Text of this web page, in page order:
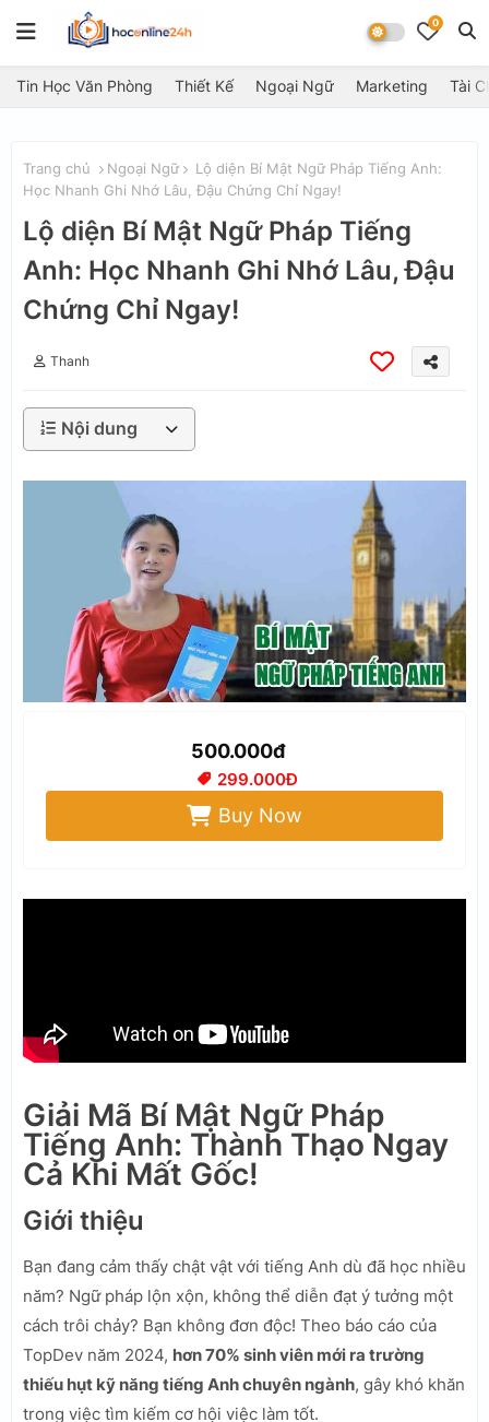
0
Tin Học Văn Phòng Thiết Kế Ngoại Ngữ Marketing Tài
Trang chủ Ngoại Ngữ
Lộ diện Bí Mật Ngữ Pháp Tiếng Anh:
Học Nhanh Ghi Nhớ Lâu, Đậu Chứng Chỉ Ngay!
Lộ diện Bí Mật Ngữ Pháp Tiếng
Anh: Học Nhanh Ghi Nhớ Lâu, Đậu
Chứng Chỉ Ngay!
Thanh
Nội dung
500.000đ
299.000Đ
Buy Now
Giải Mã Bí Mật Ngữ Pháp
Tiếng Anh: Thành Thạo Ngay
Cả Khi Mất Gốc!
Giới thiệu
Bạn đang cảm thấy chật vật với tiếng Anh dù đã học nhiều
năm? Ngữ pháp lộn xộn, không thể diễn đạt ý tưởng một
cách trôi chảy? Bạn không đơn độc! Theo báo cáo của
TopDev năm 2024, hơn 70% sinh viên mới ra trường
thiếu hụt kỹ năng tiếng Anh chuyên ngành, gây khó khăn
trong việc tìm kiếm cơ hội việc làm tốt.